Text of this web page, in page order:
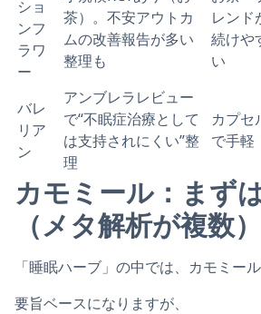
ショ
ンフ
ラワ
ー
茶）。不安アウトカ
ムの改善報告が多い
整理も
レンド
続けや
い
バレ
リア
ン
アンブレラレビュー
で“不眠症治療として
は支持されにくい”整
理
カプセ
で手軽
カモミール：まず
（メタ解析が複数）
「睡眠ハーブ」の中では、カモミー
要旨ベースになりますが、